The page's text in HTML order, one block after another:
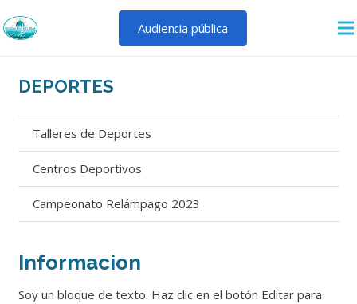
Audiencia pública
DEPORTES
Talleres de Deportes
Centros Deportivos
Campeonato Relámpago 2023
Informacion
Soy un bloque de texto. Haz clic en el botón Editar para